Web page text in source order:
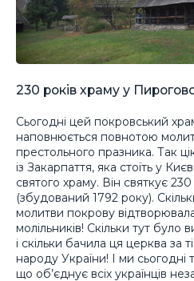
230 років храму у
Сьогодні цей покровський
наповнюється повнотою
престольного празника. Так
із Закарпаття, яка стоїть у
святого храму. Він святкує
(збудований 1792 року).
молитви покрову
молільників! Скільки тут
і скільки бачила ця церква за
народу України! І ми сьогодні
що об’єднує всіх українців